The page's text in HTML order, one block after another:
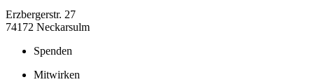
Erzbergerstr. 27
74172 Neckarsulm
Spenden
Mitwirken